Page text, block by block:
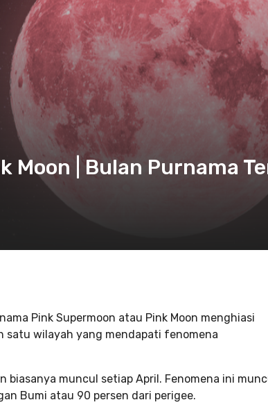
Moon | Bulan Purnama
Pink Supermoon atau Pink Moon menghiasi
satu wilayah yang mendapati fenomena
biasanya muncul setiap April. Fenomena ini
Bumi atau 90 persen dari perigee.